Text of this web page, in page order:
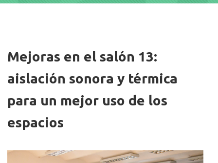
Mejoras en el salón 13:
aislación sonora y térmica
para un mejor uso de los
espacios